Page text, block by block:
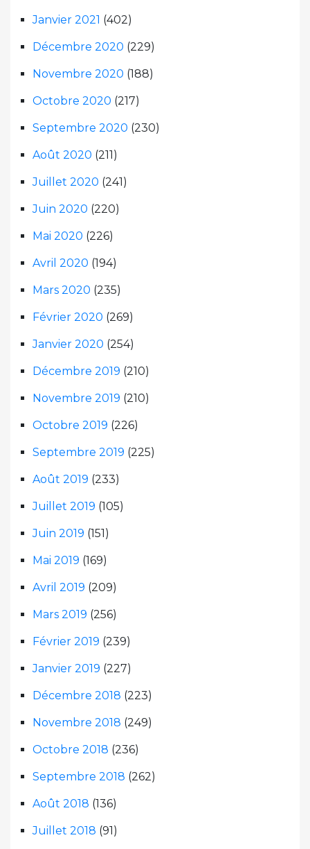
Janvier 2021 (402)
Décembre 2020 (229)
Novembre 2020 (188)
Octobre 2020 (217)
Septembre 2020 (230)
Août 2020 (211)
Juillet 2020 (241)
Juin 2020 (220)
Mai 2020 (226)
Avril 2020 (194)
Mars 2020 (235)
Février 2020 (269)
Janvier 2020 (254)
Décembre 2019 (210)
Novembre 2019 (210)
Octobre 2019 (226)
Septembre 2019 (225)
Août 2019 (233)
Juillet 2019 (105)
Juin 2019 (151)
Mai 2019 (169)
Avril 2019 (209)
Mars 2019 (256)
Février 2019 (239)
Janvier 2019 (227)
Décembre 2018 (223)
Novembre 2018 (249)
Octobre 2018 (236)
Septembre 2018 (262)
Août 2018 (136)
Juillet 2018 (91)